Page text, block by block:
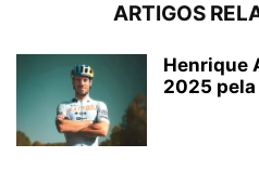
ARTIGOS
Henrique
2025